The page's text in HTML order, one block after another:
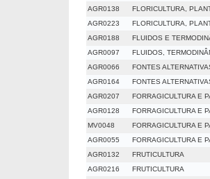
AGR0138
FLORICULTURA,
AGR0223
FLORICULTURA,
AGR0188
FLUIDOS E
AGR0097
FLUIDOS,
AGR0066
FONTES
AGR0164
FONTES
AGR0207
FORRAGICULTURA E
AGR0128
FORRAGICULTURA E
MV0048
FORRAGICULTURA E
AGR0055
FORRAGICULTURA E
AGR0132
FRUTICULTURA
AGR0216
FRUTICULTURA